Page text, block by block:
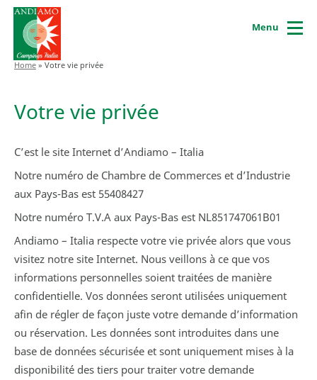
Menu
Home » Votre vie privée
Votre vie privée
C’est le site Internet d’Andiamo – Italia
Notre numéro de Chambre de Commerces et d’Industrie
aux Pays-Bas est 55408427
Notre numéro T.V.A aux Pays-Bas est NL851747061B01
Andiamo – Italia respecte votre vie privée alors que vous
visitez notre site Internet. Nous veillons à ce que vos
informations personnelles soient traitées de manière
confidentielle. Vos données seront utilisées uniquement
afin de régler de façon juste votre demande d’information
ou réservation. Les données sont introduites dans une
base de données sécurisée et sont uniquement mises à la
disponibilité des tiers pour traiter votre demande